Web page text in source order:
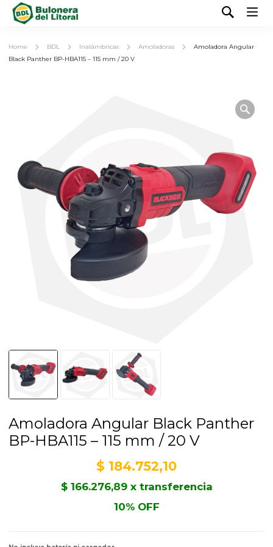
Home BDL Inalámbricas Amoladoras
Amoladora Angular
Black Panther BP-HBA115 – 115 mm / 20 V
Amoladora Angular Black Panther
BP-HBA115 – 115 mm / 20 V
$ 184.752,10
$166.276,89x transferencia
10% OFF